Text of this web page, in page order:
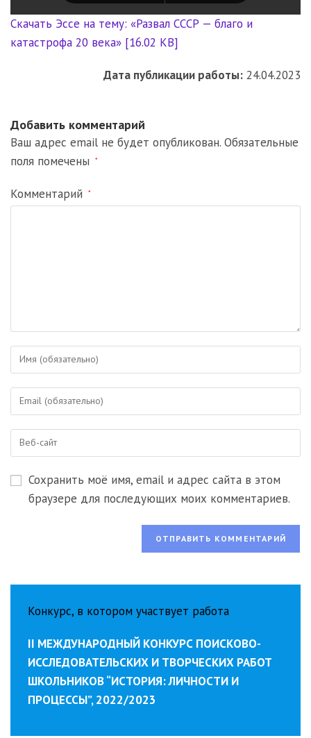
Скачать Эссе на тему: «Развал СССР — благо и
катастрофа 20 века» [16.02 KB]
Дата публикации работы: 24.04.2023
Добавить комментарий
Ваш адрес email не будет опубликован. Обязательные
поля помечены
*
Комментарий *
Введите
или
имя
пользователя,
чтобы
прокомментировать
Введите
адрес,
чтобы
Введите
веб-
сайта
Сохранить моё имя, email и адрес сайта в этом
браузере для последующих моих комментариев.
Конкурс, в котором участвует работа
II МЕЖДУНАРОДНЫЙ КОНКУРС ПОИСКОВО-
ИССЛЕДОВАТЕЛЬСКИХ И ТВОРЧЕСКИХ РАБОТ
ШКОЛЬНИКОВ “ИСТОРИЯ: ​ЛИЧНОСТИ И
ПРОЦЕССЫ”, 2022/2023